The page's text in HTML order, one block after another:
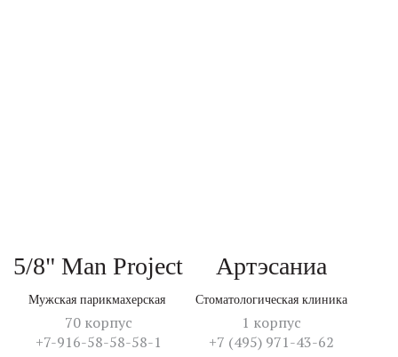
5/8" Man Project
Мужская парикмахерская
70 корпус
+7-916-58-58-58-1
Артэсаниа
Стоматологическая клиника
1 корпус
+7 (495) 971-43-62